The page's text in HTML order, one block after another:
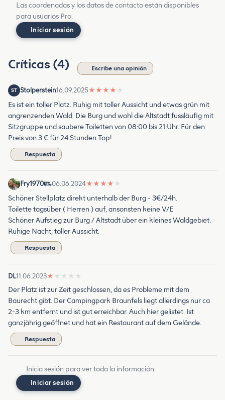
Las coordenadas y los datos de contacto están disponibles
para usuarios Pro.
Iniciar sesión
Críticas (4) Escribe una opinión
ST Stolperstein16.09.2025★ ★ ★ ★ ★
Es ist ein toller Platz. Ruhig mit toller Aussicht und etwas grün mit
angrenzenden Wald. Die Burg und wohl die Altstadt fussläufig mit
Sitzgruppe und saubere Toiletten von 08:00 bis 21:Uhr. Für den
Preis von 3 € für 24 Stunden Top!
Respuesta
Fry1970 06.06.2024★ ★ ★ ★ ★
Schöner Stellplatz direkt unterhalb der Burg - 3€/24h.
Toilette tagsüber ( Herren ) auf, ansonsten keine V/E
Schöner Aufstieg zur Burg / Altstadt über ein kleines Waldgebiet.
Ruhige Nacht, toller Aussicht.
Respuesta
DL11.06.2023★ ★ ★ ★ ★
Der Platz ist zur Zeit geschlossen, da es Probleme mit dem
Baurecht gibt. Der Campingpark Braunfels liegt allerdings nur ca
2-3 km entfernt und ist gut erreichbar. Auch hier gelistet. Ist
ganzjährig geöffnet und hat ein Restaurant auf dem Gelände.
Respuesta
Inicia sesión para ver toda la información
Iniciar sesión